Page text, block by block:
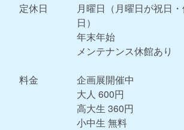
定休日
月曜日（月曜日が祝日
日）
年末年始
メンテナンス休館あり
料金
企画展開催中
大人 600円
高大生 360円
小中生 無料